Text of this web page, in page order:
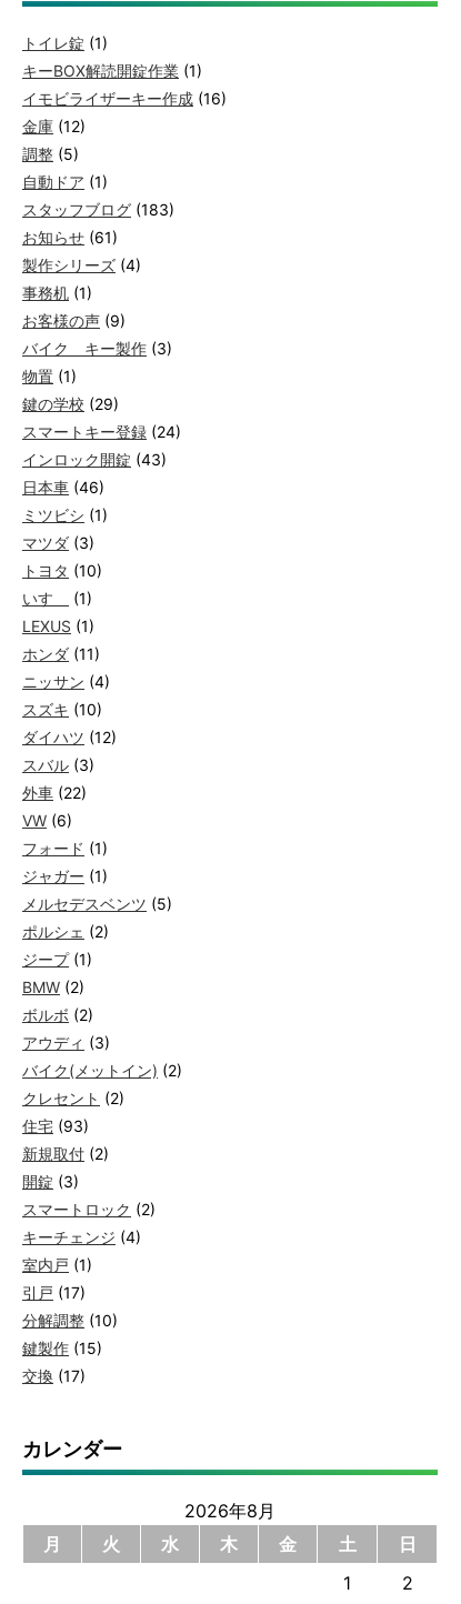
トイレ錠 (1)
キーBOX解読開錠作業 (1)
イモビライザーキー作成 (16)
金庫 (12)
調整 (5)
自動ドア (1)
スタッフブログ (183)
お知らせ (61)
製作シリーズ (4)
事務机 (1)
お客様の声 (9)
バイク キー製作 (3)
物置 (1)
鍵の学校 (29)
スマートキー登録 (24)
インロック開錠 (43)
日本車 (46)
ミツビシ (1)
マツダ (3)
トヨタ (10)
いすゞ
(1)
LEXUS (1)
ホンダ (11)
ニッサン (4)
スズキ (10)
ダイハツ (12)
スバル (3)
外車 (22)
VW (6)
フォード (1)
ジャガー (1)
メルセデスベンツ (5)
ポルシェ (2)
ジープ(1)
BMW (2)
ボルボ (2)
アウディ (3)
バイク(メットイン) (2)
クレセント (2)
住宅 (93)
新規取付 (2)
開錠 (3)
スマートロック (2)
キーチェンジ (4)
室内戸 (1)
引戸 (17)
分解調整 (10)
鍵製作 (15)
交換 (17)
カレンダー
2026年8月
月
火 水 木 金 土
日
1
2